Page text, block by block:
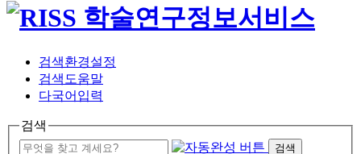
검색환경설정
검색도움말
다국어입력
검색
검색